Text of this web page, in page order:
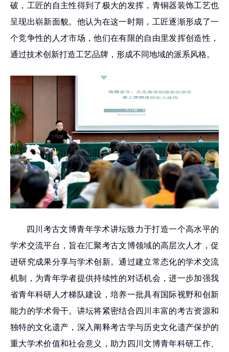
破，工匠的自主性得到了极大的发挥，青铜器装饰工艺也
呈现出崭新面貌。他认为在这一时期，工匠逐渐形成了一
个竞争性的人才市场，他们在有限的自由里发挥创造性，
通过技术创新打造工艺品牌，形成不同地域的派系风格。
四川考古文博青年学术讲坛致力于打造一个高水平的
学术交流平台，旨在汇聚考古文博领域的高层次人才，促
进研究成果分享与学术创新。通过建立常态化的学术交流
机制，为青年学者提供持续性的对话机会，进一步加强我
省青年科研人才梯队建设，培养一批具有国际视野和创新
能力的学术骨干。讲坛将紧密结合四川丰富的考古资源和
独特的文化遗产，深入阐释考古学与历史文化遗产保护的
重大学术价值和社会意义
，助力四川文博青年科研工作、